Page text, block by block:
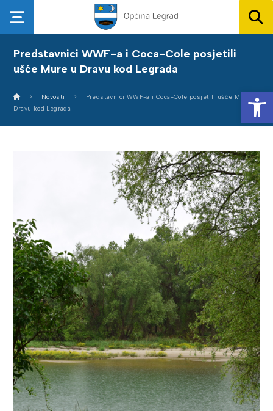
Predstavnici WWF-a i Coca-Cole posjetili
ušće Mure u Dravu kod Legrada
Novosti
Predstavnici WWF-a i Coca-Cole posjetili ušće Mure u
Dravu kod Legrada